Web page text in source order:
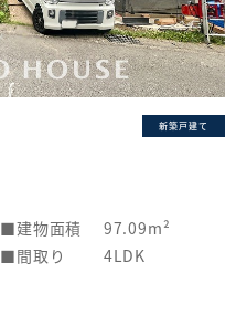
ビーを見る
新築戸建て
建物面積
97.09m²
間取り 4LDK